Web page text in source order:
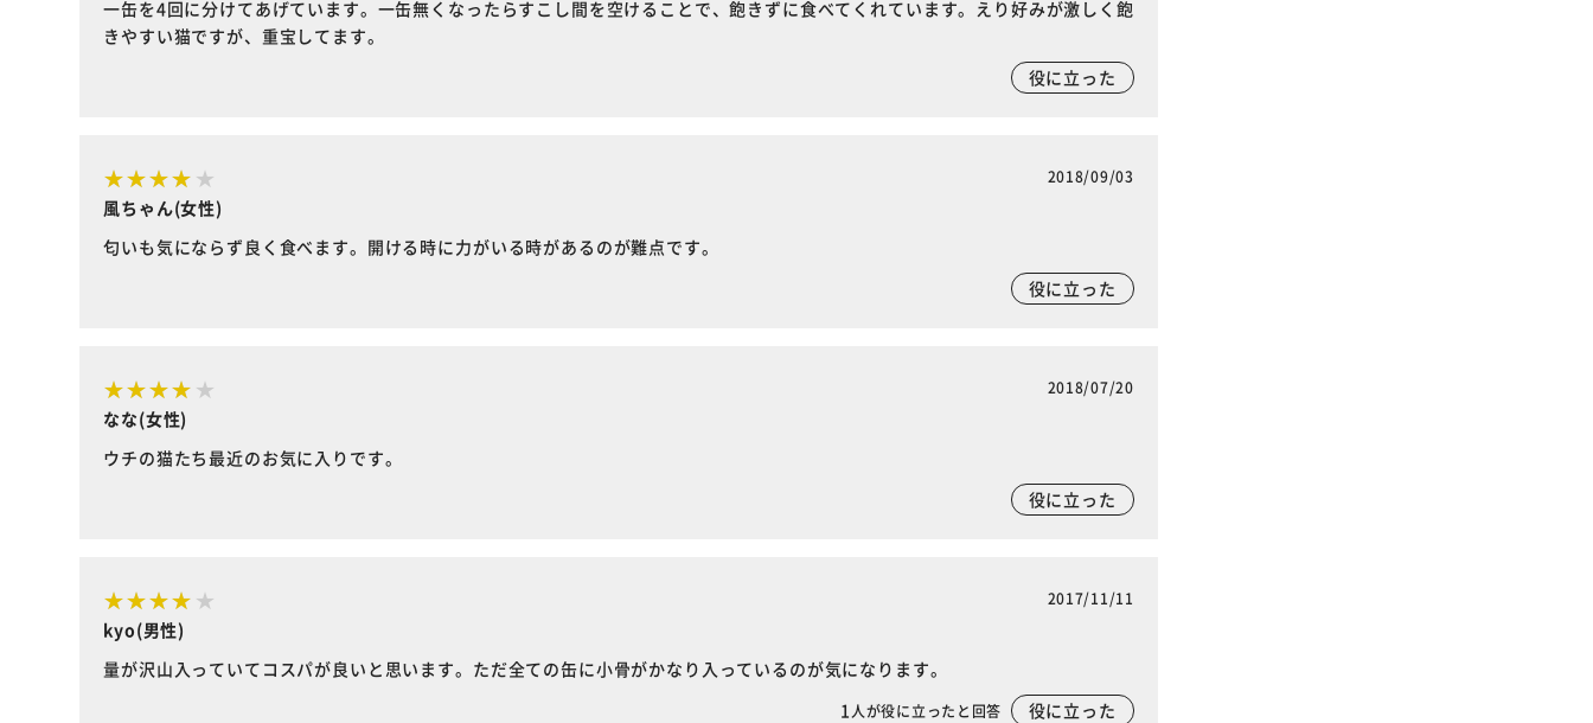
一缶を4回に分けてあげています。一缶無くなったらすこし間を空けることで、飽きずに食べてくれています。えり好みが激しく飽
きやすい猫ですが、重宝してます。
役に立った
2018/09/03
風ちゃん(女性)
匂いも気にならず良く食べます。開ける時に力がいる時があるのが難点です。
役に立った
2018/07/20
なな(女性)
ウチの猫たち最近のお気に入りです。
役に立った
2017/11/11
kyo(男性)
量が沢山入っていてコスパが良いと思います。ただ全ての缶に小骨がかなり入っているのが気になります。
1 人が役に立ったと回答 役に立った